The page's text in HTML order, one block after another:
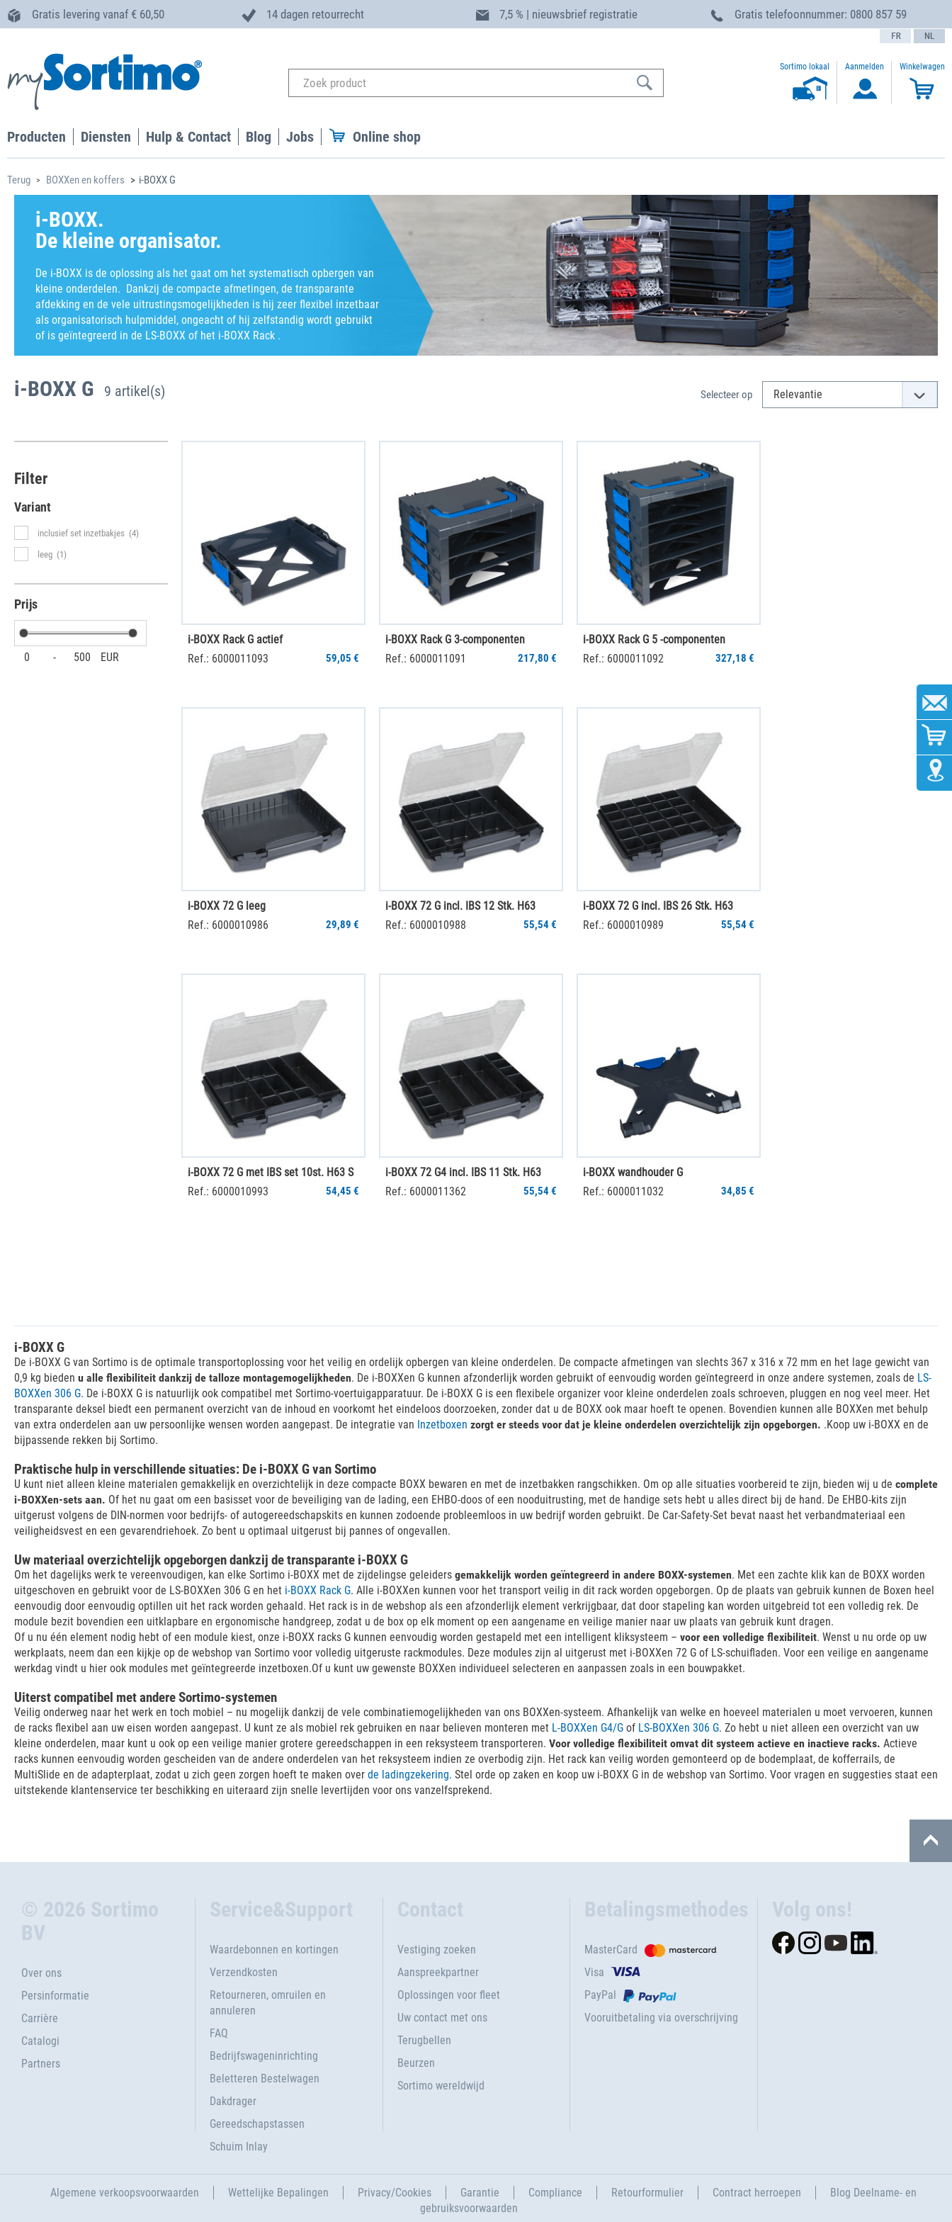
Gratis levering vanaf € 60,50 14 dagen retourrecht 7,5 % | nieuwsbrief registratie Gratis telefoonnummer: 0800 857 59
text.language
Sortimo lokaal Aanmelden Winkelwagen
Producten Diensten Hulp & Contact Blog Jobs Online shop
Terug BOXXen en koffers i-BOXX G
i-BOXX.
De kleine organisator.
De i-BOXX is de oplossing als het gaat om het systematisch opbergen van
kleine onderdelen. Dankzij de compacte afmetingen, de transparante
afdekking en de vele uitrustingsmogelijkheden is hij zeer flexibel inzetbaar
als organisatorisch hulpmiddel, ongeacht of hij zelfstandig wordt gebruikt
of is geïntegreerd in de LS-BOXX of het i-BOXX Rack .
i-BOXX G 9 artikel(s) Selecteer op
Filter
Variant
inclusief set inzetbakjes (4)
leeg (1)
Prijs
0 - 500 EUR
i-BOXX Rack G actief
Ref.: 6000011093
59,05 €
i-BOXX Rack G 3-componenten
Ref.: 6000011091
217,80 €
i-BOXX Rack G 5 -componenten
Ref.: 6000011092
327,18 €
i-BOXX 72 G leeg
Ref.: 6000010986
29,89 €
i-BOXX 72 G incl. IBS 12 Stk. H63
Ref.: 6000010988
55,54 €
i-BOXX 72 G incl. IBS 26 Stk. H63
Ref.: 6000010989
55,54 €
i-BOXX 72 G met IBS set 10st. H63 S
Ref.: 6000010993
54,45 €
i-BOXX 72 G4 incl. IBS 11 Stk. H63
Ref.: 6000011362
55,54 €
i-BOXX wandhouder G
Ref.: 6000011032
34,85 €
i-BOXX G
De i-BOXX G van Sortimo is de optimale transportoplossing voor het veilig en ordelijk opbergen van kleine onderdelen. De compacte afmetingen van slechts 367 x 316 x 72 mm en het lage gewicht van
0,9 kg bieden u alle flexibiliteit dankzij de talloze montagemogelijkheden. De i-BOXXen G kunnen afzonderlijk worden gebruikt of eenvoudig worden geïntegreerd in onze andere systemen, zoals de LS-
BOXXen 306 G. De i-BOXX G is natuurlijk ook compatibel met Sortimo-voertuigapparatuur. De i-BOXX G is een flexibele organizer voor kleine onderdelen zoals schroeven, pluggen en nog veel meer. Het
transparante deksel biedt een permanent overzicht van de inhoud en voorkomt het eindeloos doorzoeken, zonder dat u de BOXX ook maar hoeft te openen. Bovendien kunnen alle BOXXen met behulp
van extra onderdelen aan uw persoonlijke wensen worden aangepast. De integratie van Inzetboxen zorgt er steeds voor dat je kleine onderdelen overzichtelijk zijn opgeborgen. .Koop uw i-BOXX en de
bijpassende rekken bij Sortimo.
Praktische hulp in verschillende situaties: De i-BOXX G van Sortimo
U kunt niet alleen kleine materialen gemakkelijk en overzichtelijk in deze compacte BOXX bewaren en met de inzetbakken rangschikken. Om op alle situaties voorbereid te zijn, bieden wij u de complete
i-BOXXen-sets aan. Of het nu gaat om een basisset voor de beveiliging van de lading, een EHBO-doos of een nooduitrusting, met de handige sets hebt u alles direct bij de hand. De EHBO-kits zijn
uitgerust volgens de DIN-normen voor bedrijfs- of autogereedschapskits en kunnen zodoende probleemloos in uw bedrijf worden gebruikt. De Car-Safety-Set bevat naast het verbandmateriaal een
veiligheidsvest en een gevarendriehoek. Zo bent u optimaal uitgerust bij pannes of ongevallen.
Uw materiaal overzichtelijk opgeborgen dankzij de transparante i-BOXX G
Om het dagelijks werk te vereenvoudigen, kan elke Sortimo i-BOXX met de zijdelingse geleiders gemakkelijk worden geïntegreerd in andere BOXX-systemen. Met een zachte klik kan de BOXX worden
uitgeschoven en gebruikt voor de LS-BOXXen 306 G en het i-BOXX Rack G. Alle i-BOXXen kunnen voor het transport veilig in dit rack worden opgeborgen. Op de plaats van gebruik kunnen de Boxen heel
eenvoudig door eenvoudig optillen uit het rack worden gehaald. Het rack is in de webshop als een afzonderlijk element verkrijgbaar, dat door stapeling kan worden uitgebreid tot een volledig rek. De
module bezit bovendien een uitklapbare en ergonomische handgreep, zodat u de box op elk moment op een aangename en veilige manier naar uw plaats van gebruik kunt dragen.
Of u nu één element nodig hebt of een module kiest, onze i-BOXX racks G kunnen eenvoudig worden gestapeld met een intelligent kliksysteem – voor een volledige flexibiliteit. Wenst u nu orde op uw
werkplaats, neem dan een kijkje op de webshop van Sortimo voor volledig uitgeruste rackmodules. Deze modules zijn al uitgerust met i-BOXXen 72 G of LS-schuifladen. Voor een veilige en aangename
werkdag vindt u hier ook modules met geïntegreerde inzetboxen.Of u kunt uw gewenste BOXXen individueel selecteren en aanpassen zoals in een bouwpakket.
Uiterst compatibel met andere Sortimo-systemen
Veilig onderweg naar het werk en toch mobiel – nu mogelijk dankzij de vele combinatiemogelijkheden van ons BOXXen-systeem. Afhankelijk van welke en hoeveel materialen u moet vervoeren, kunnen
de racks flexibel aan uw eisen worden aangepast. U kunt ze als mobiel rek gebruiken en naar believen monteren met L-BOXXen G4/G of LS-BOXXen 306 G. Zo hebt u niet alleen een overzicht van uw
kleine onderdelen, maar kunt u ook op een veilige manier grotere gereedschappen in een reksysteem transporteren. Voor volledige flexibiliteit omvat dit systeem actieve en inactieve racks. Actieve
racks kunnen eenvoudig worden gescheiden van de andere onderdelen van het reksysteem indien ze overbodig zijn. Het rack kan veilig worden gemonteerd op de bodemplaat, de kofferrails, de
MultiSlide en de adapterplaat, zodat u zich geen zorgen hoeft te maken over de ladingzekering. Stel orde op zaken en koop uw i-BOXX G in de webshop van Sortimo. Voor vragen en suggesties staat een
uitstekende klantenservice ter beschikking en uiteraard zijn snelle levertijden voor ons vanzelfsprekend.
© 2026 Sortimo
BV
Over ons
Persinformatie
Carrière
Catalogi
Partners
Service&Support
Waardebonnen en kortingen
Verzendkosten
Retourneren, omruilen en
annuleren
FAQ
Bedrijfswageninrichting
Beletteren Bestelwagen
Dakdrager
Gereedschapstassen
Schuim Inlay
Contact
Vestiging zoeken
Aanspreekpartner
Oplossingen voor fleet
Uw contact met ons
Terugbellen
Beurzen
Sortimo wereldwijd
Betalingsmethodes
MasterCard
Visa
PayPal
Vooruitbetaling via overschrijving
Volg ons!
Algemene verkoopsvoorwaarden Wettelijke Bepalingen Privacy/Cookies Garantie Compliance Retourformulier Contract herroepen
Blog Deelname- en
gebruiksvoorwaarden